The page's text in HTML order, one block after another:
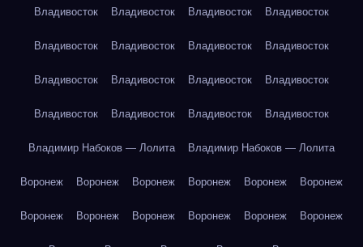
Владивосток Владивосток Владивосток Владивосток
Владивосток Владивосток Владивосток Владивосток
Владивосток Владивосток Владивосток Владивосток
Владивосток Владивосток Владивосток Владивосток
Владимир Набоков — Лолита Владимир Набоков — Лолита
Воронеж Воронеж Воронеж Воронеж Воронеж Воронеж
Воронеж Воронеж Воронеж Воронеж Воронеж Воронеж